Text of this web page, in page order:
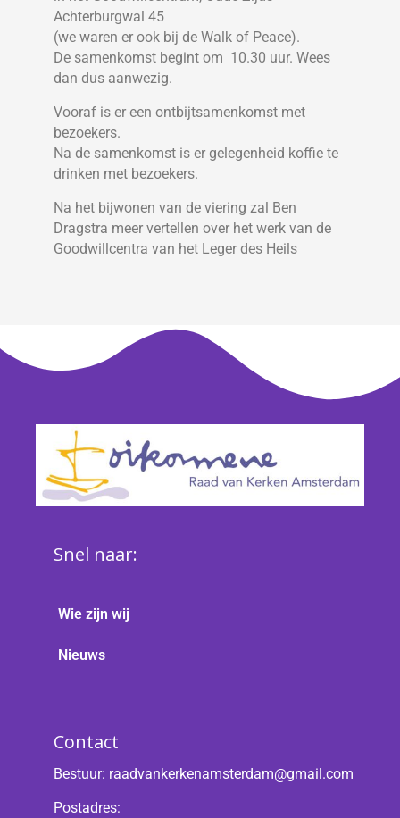
Achterburgwal 45
(we waren er ook bij de Walk of Peace).
De samenkomst begint om 10.30 uur. Wees
dan dus aanwezig.
Vooraf is er een ontbijtsamenkomst met
bezoekers.
Na de samenkomst is er gelegenheid koffie te
drinken met bezoekers.
Na het bijwonen van de viering zal Ben
Dragstra meer vertellen over het werk van de
Goodwillcentra van het Leger des Heils
Snel naar:
Wie zijn wij
Nieuws
Contact
Bestuur: raadvankerkenamsterdam@gmail.com
Postadres: